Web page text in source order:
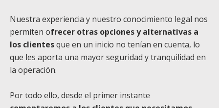
Nuestra experiencia y nuestro conocimiento legal nos
permiten ofrecer otras opciones y alternativas a
los clientesque en un inicio no tenían en cuenta, lo
que les aporta una mayor seguridad y tranquilidad en
la operación.
Por todo ello, desde el primer instante